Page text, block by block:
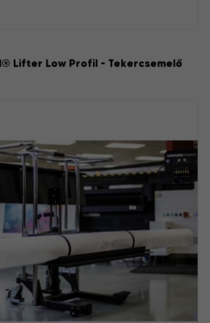
Lifter Low Profil - Tekercsemelő